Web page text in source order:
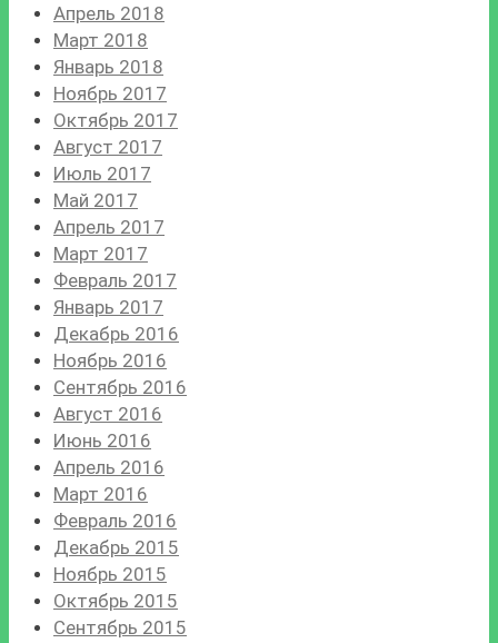
Апрель 2018
Март 2018
Январь 2018
Ноябрь 2017
Октябрь 2017
Август 2017
Июль 2017
Май 2017
Апрель 2017
Март 2017
Февраль 2017
Январь 2017
Декабрь 2016
Ноябрь 2016
Сентябрь 2016
Август 2016
Июнь 2016
Апрель 2016
Март 2016
Февраль 2016
Декабрь 2015
Ноябрь 2015
Октябрь 2015
Сентябрь 2015